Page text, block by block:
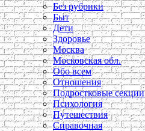
Без рубрики
Быт
Дети
Здоровье
Москва
Московская обл.
Обо всем
Отношения
Подростковые секции
Психология
Путешествия
Справочная